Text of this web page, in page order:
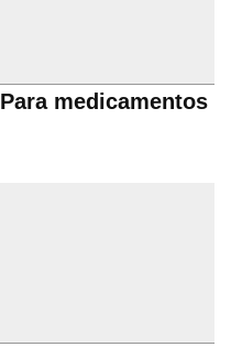
Para medicamentos